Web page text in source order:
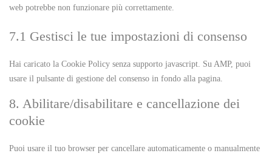
web potrebbe non funzionare più correttamente.
7.1 Gestisci le tue impostazioni di consenso
Hai caricato la Cookie Policy senza supporto javascript. Su AMP, puoi
usare il pulsante di gestione del consenso in fondo alla pagina.
8. Abilitare/disabilitare e cancellazione dei
cookie
Puoi usare il tuo browser per cancellare automaticamente o manualmente